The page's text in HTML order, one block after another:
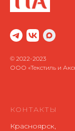
© 2022-2023
ООО «Текстиль и
КОНТАКТЫ
Красноярск,